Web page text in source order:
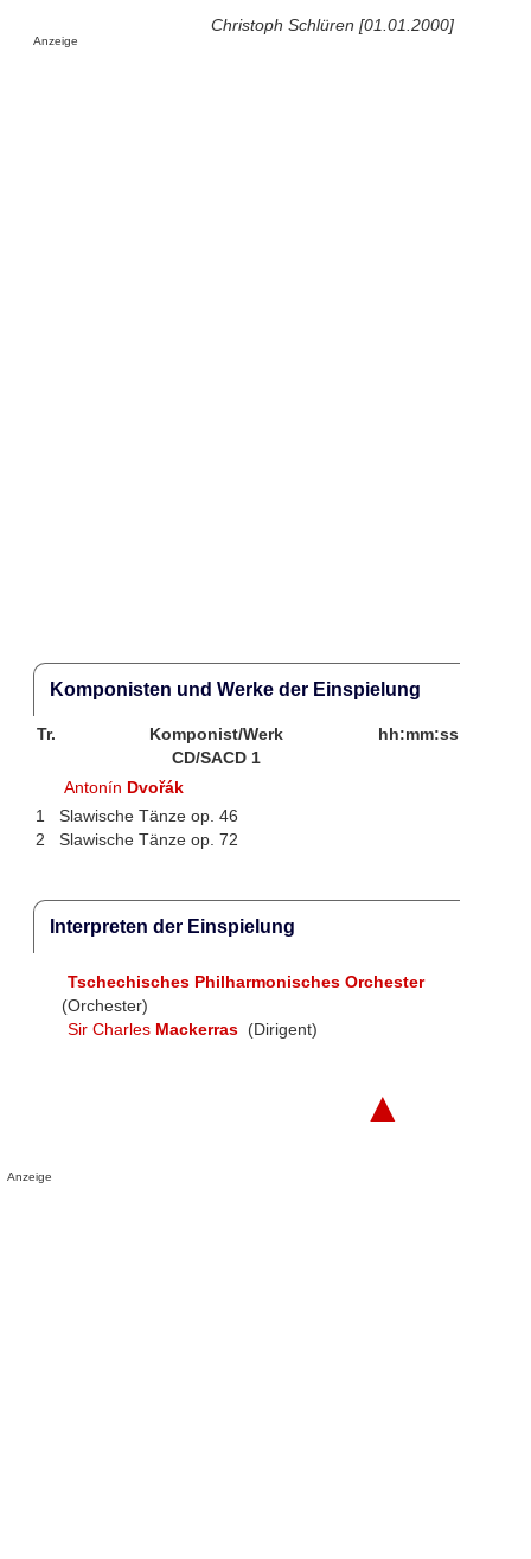
Christoph Schlüren [01.01.2000]
Anzeige
Komponisten und Werke der Einspielung
Tr. Komponist/Werk
hh:mm:ss
CD/SACD 1
Antonín Dvořák
1
Slawische Tänze op. 46
2
Slawische Tänze op. 72
Interpreten der Einspielung
Tschechisches Philharmonisches Orchester
(Orchester)
Sir Charles Mackerras (Dirigent)
▲
Anzeige